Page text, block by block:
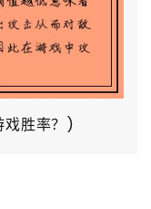
戏胜率？)